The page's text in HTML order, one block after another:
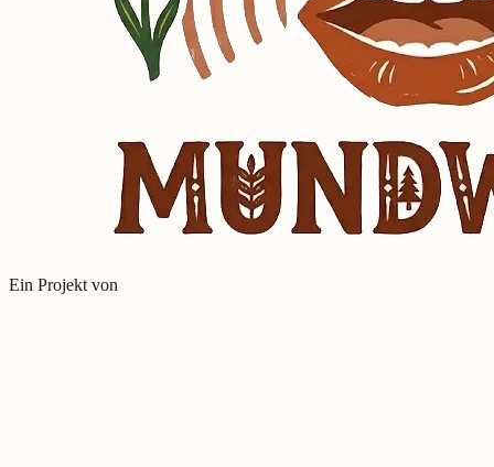
Ein Projekt von